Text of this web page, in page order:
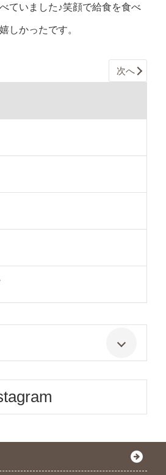
ていました♪笑顔で給食を食べ
しかったです。
次へ